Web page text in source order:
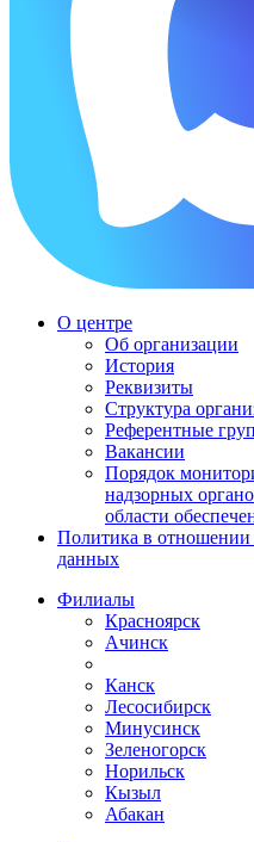
О центре
Об организации
История
Реквизиты
Структура
Референтные
Вакансии
Порядок
надзорных
области
Политика в отношении
данных
Филиалы
Красноярск
Ачинск
Канск
Лесосибирск
Минусинск
Зеленогорск
Норильск
Кызыл
Абакан